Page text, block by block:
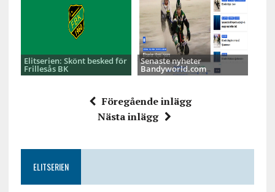
Elitserien: Skönt besked för
Frillesås BK
Senaste nyheter
Bandyworld.com
Föregående inlägg
Nästa inlägg
ELITSERIEN